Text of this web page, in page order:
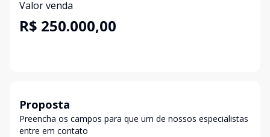
Valor venda
R$ 250.000,00
Proposta
Preencha os campos para que um de nossos especialistas
entre em contato